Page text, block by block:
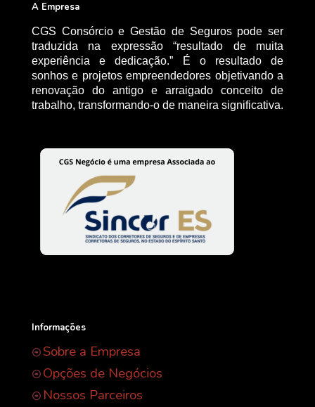
A Empresa
CGS Consórcio e Gestão de Seguros pode ser
traduzida na expressão “resultado de muita
experiência e dedicação.” É o resultado de
sonhos e projetos empreendedores objetivando a
renovação do antigo e arraigado conceito de
trabalho, transformando-o de maneira significativa.
Informações
Sobre a Empresa
Opções de Negócios
Nossos Parceiros